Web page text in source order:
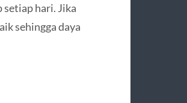
hari. Jika
sehingga daya